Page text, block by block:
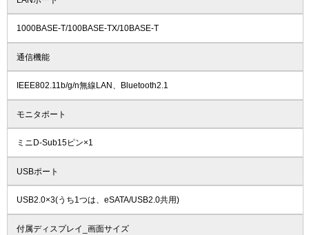
1000BASE-T/100BASE-TX/10BASE-T
通信機能
IEEE802.11b/g/n無線LAN、Bluetooth2.1
モニタポート
ミニD-Sub15ピン×1
USBポート
USB2.0×3(うち1つは、eSATA/USB2.0共用)
付属ディスプレイ_画面サイズ